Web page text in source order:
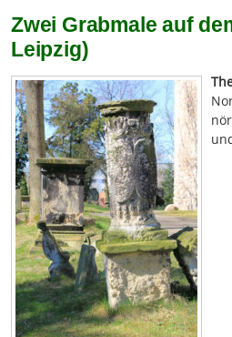
Zwei Grabmale auf
Leipzig)